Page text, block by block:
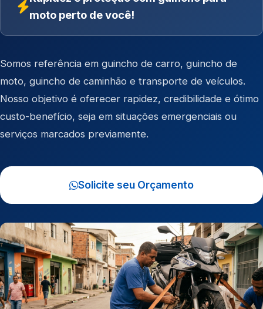
moto perto de você!
Somos referência em guincho de carro, guincho de
moto, guincho de caminhão e transporte de veículos.
Nosso objetivo é oferecer rapidez, credibilidade e ótimo
custo-benefício, seja em situações emergenciais ou
serviços marcados previamente.
Solicite seu Orçamento